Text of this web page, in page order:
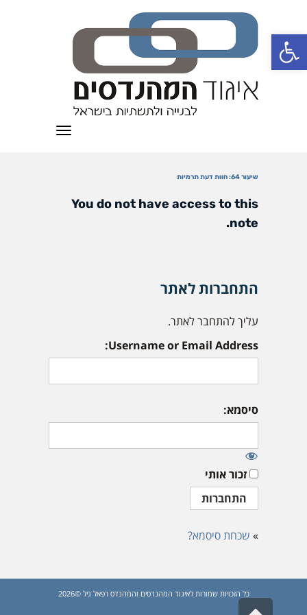
פתח סרגל נגישות
תפריט
שיעור 64: חוות דעת תרמיות
You do not have access to this
note.
התחברות לאתר
עליך להתחבר לאתר.
Username or Email Address:
סיסמא:
זכור אותי
» שכחת סיסמא?
כל הזכויות שמורות לאיגוד המהנדסים והמהנדס רפאל גיל ©2026